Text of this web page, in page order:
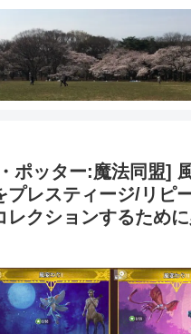
ポッター:魔法同盟]
プレスティージ/リピ
レクションするため